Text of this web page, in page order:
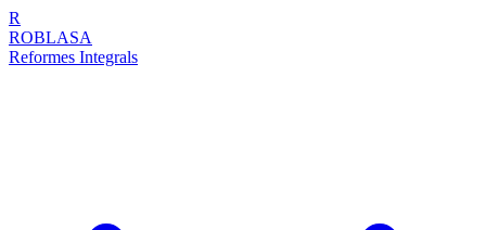
R
ROBLASA
Reformes Integrals